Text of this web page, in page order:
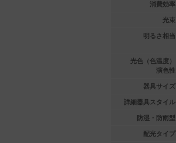
消費効率
光束
明るさ相当
光色（色温度）
演色性
器具サイズ
詳細器具スタイル
防湿・防雨型
配光タイプ
94.7
コンパクト形蛍光灯FHT42形3
電球色（3000K）
φ205（埋込穴）
ダウンライト
対応なし
広角タイプ